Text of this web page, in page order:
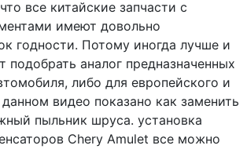
все китайские запчасти с
имеют довольно
годности. Потому иногда лучше и
подобрать аналог предназначенных
либо для европейского и
видео показано как заменить
пыльник шруса. установка
Chery Amulet все можно